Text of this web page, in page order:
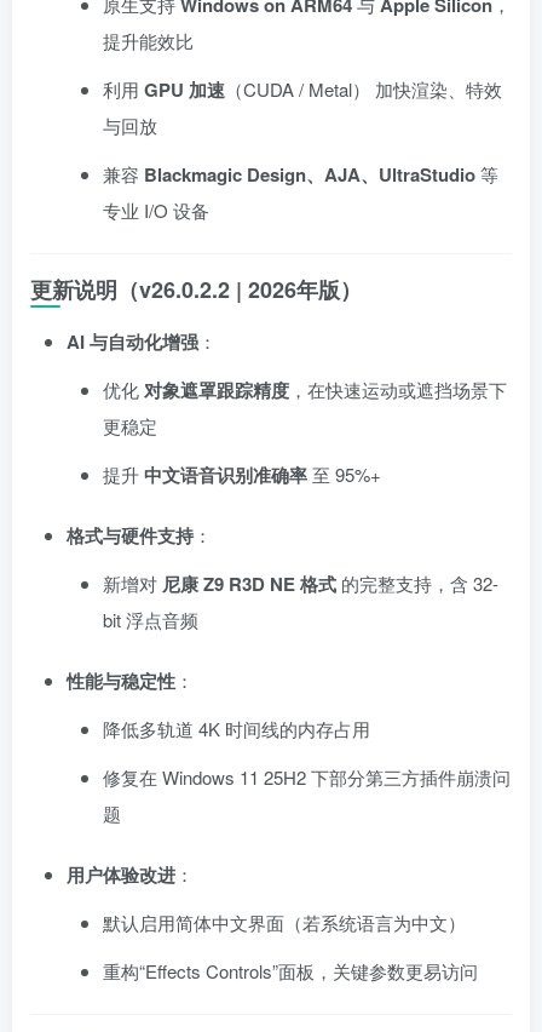
提升能效比
利用 GPU 加速 （CUDA / Metal） 加快渲染、特效
与回放
兼容 Blackmagic Design、AJA、UltraStudio等
专业 I/O 设备
更新说明（v26.0.2.2 | 2026年版）
AI 与自动化增强 ：
优化对象遮罩跟踪精度 ，在快速运动或遮挡场景下
更稳定
提升中文语音识别准确率至 95%+
格式与硬件支持：
新增对 尼康 Z9 R3D NE 格式 的完整支持，含 32-
bit 浮点音频
性能与稳定性 ：
降低多轨道 4K 时间线的内存占用
修复在 Windows 11 25H2 下部分第三方插件崩溃问
题
用户体验改进 ：
默认启用简体中文界面（若系统语言为中文）
重构“Effects Controls”面板，关键参数更易访问